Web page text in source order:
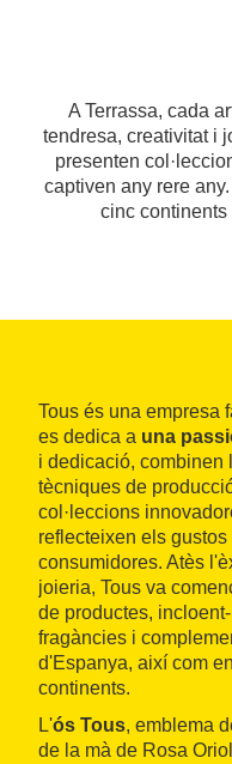
A Terrassa, cada
tendresa, creativitat i
presenten
captiven any rere
cinc
Tous és una empresa
es dedica a una
i dedicació, combinen
tècniques de
col·leccions
reflecteixen els
consumidores. Atès
joieria, Tous va
de productes,
fragàncies i
d'Espanya, així com
continents.
L'ós Tous, emblema
de la mà de Rosa